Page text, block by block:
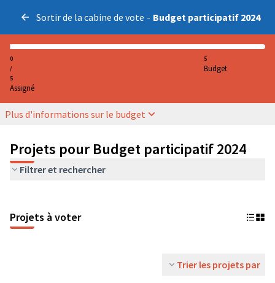
Sortir de la cabine de vote - Budget participatif 2024
0
/
5
Assigné
5
Budget
Plus d'informations sur le budget
Projets pour Budget participatif 2024
Filtrer et rechercher
Projets à voter
Trier les projets par